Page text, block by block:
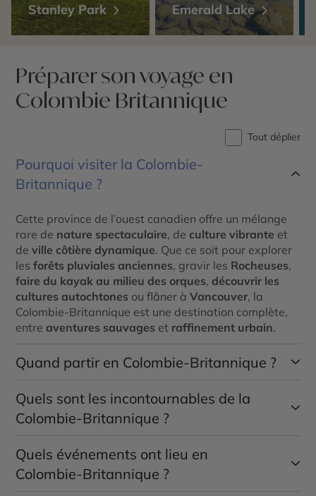
Stanley Park Emerald Lake
Préparer son voyage en
Colombie Britannique
Tout déplier
Pourquoi visiter la Colombie-
Britannique ?
Cette province de l’ouest canadien offre un mélange
rare de nature spectaculaire, de culture vibrante et
deville côtière dynamique. Que ce soit pour explorer
lesforêts pluviales anciennes, gravir les Rocheuses,
faire du kayak au milieu des orques, découvrir les
cultures autochtones ou flâner àVancouver, la
Colombie-Britannique est une destination complète,
entre aventures sauvages et raffinement urbain.
Quand partir en Colombie-Britannique ?
La Colombie-Britannique se visite toute l’année, selon
le type d’expérience recherchée :
Printemps (avril à juin): idéal pour les randonnées,
la découverte des jardins (comme ceux de Butchart
à Victoria) et l’observation de la faune.
Quels sont les incontournables de la
Colombie-Britannique ?
Voici quelques sites et expériences à ne pas manquer
:
Quels événements ont lieu en
Colombie-Britannique ?